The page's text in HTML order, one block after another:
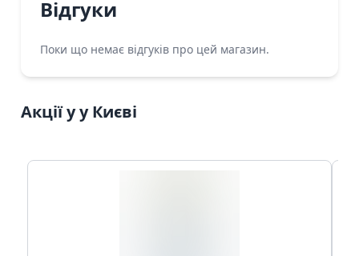
Відгуки
Поки що немає відгуків про цей магазин.
Акції у у Києві